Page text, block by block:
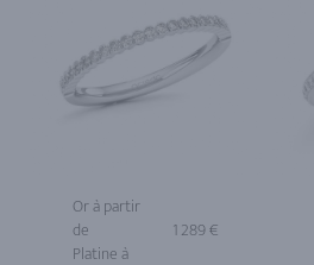
Or à partir
de
1 289 €
Platine à